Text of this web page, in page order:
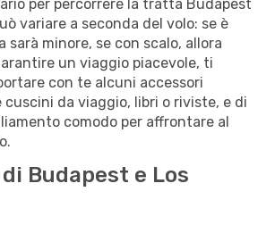
per percorrere la tratta Budapest
variare a seconda del volo: se è
minore, se con scalo, allora
un viaggio piacevole, ti
con te alcuni accessori
cuscini da viaggio, libri o riviste, e di
comodo per affrontare al
Budapest e Los